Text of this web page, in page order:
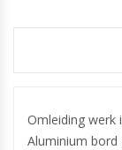
Omleiding werk
Aluminium bord